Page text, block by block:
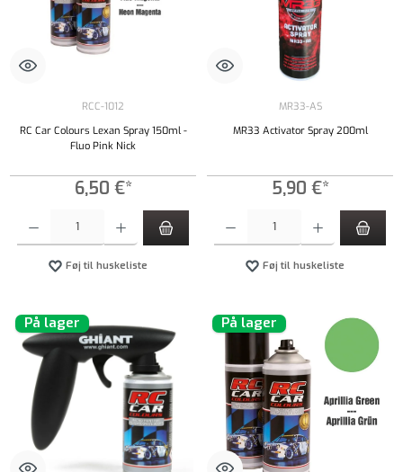
RCC-1012
RC Car Colours Lexan Spray 150ml -
Fluo Pink Nick
6,50 €*
Føj til huskeliste
MR33-AS
MR33 Activator Spray 200ml
5,90 €*
Føj til huskeliste
På lager På lager